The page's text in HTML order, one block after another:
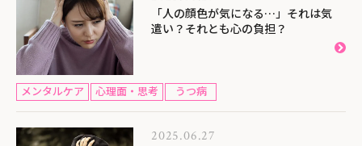
「人の顔色が気になる…」それは気
遣い？それとも心の負担？
メンタルケア 心理面・思考 うつ病
2025.06.27